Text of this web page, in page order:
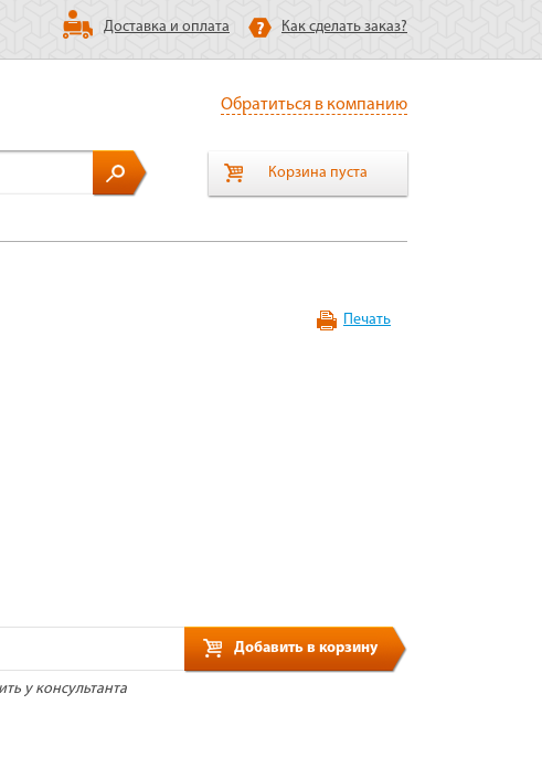
Доставка и оплата Как сделать заказ?
Обратиться в компанию
Корзина пуста
Печать
Добавить в корзину
у консультанта